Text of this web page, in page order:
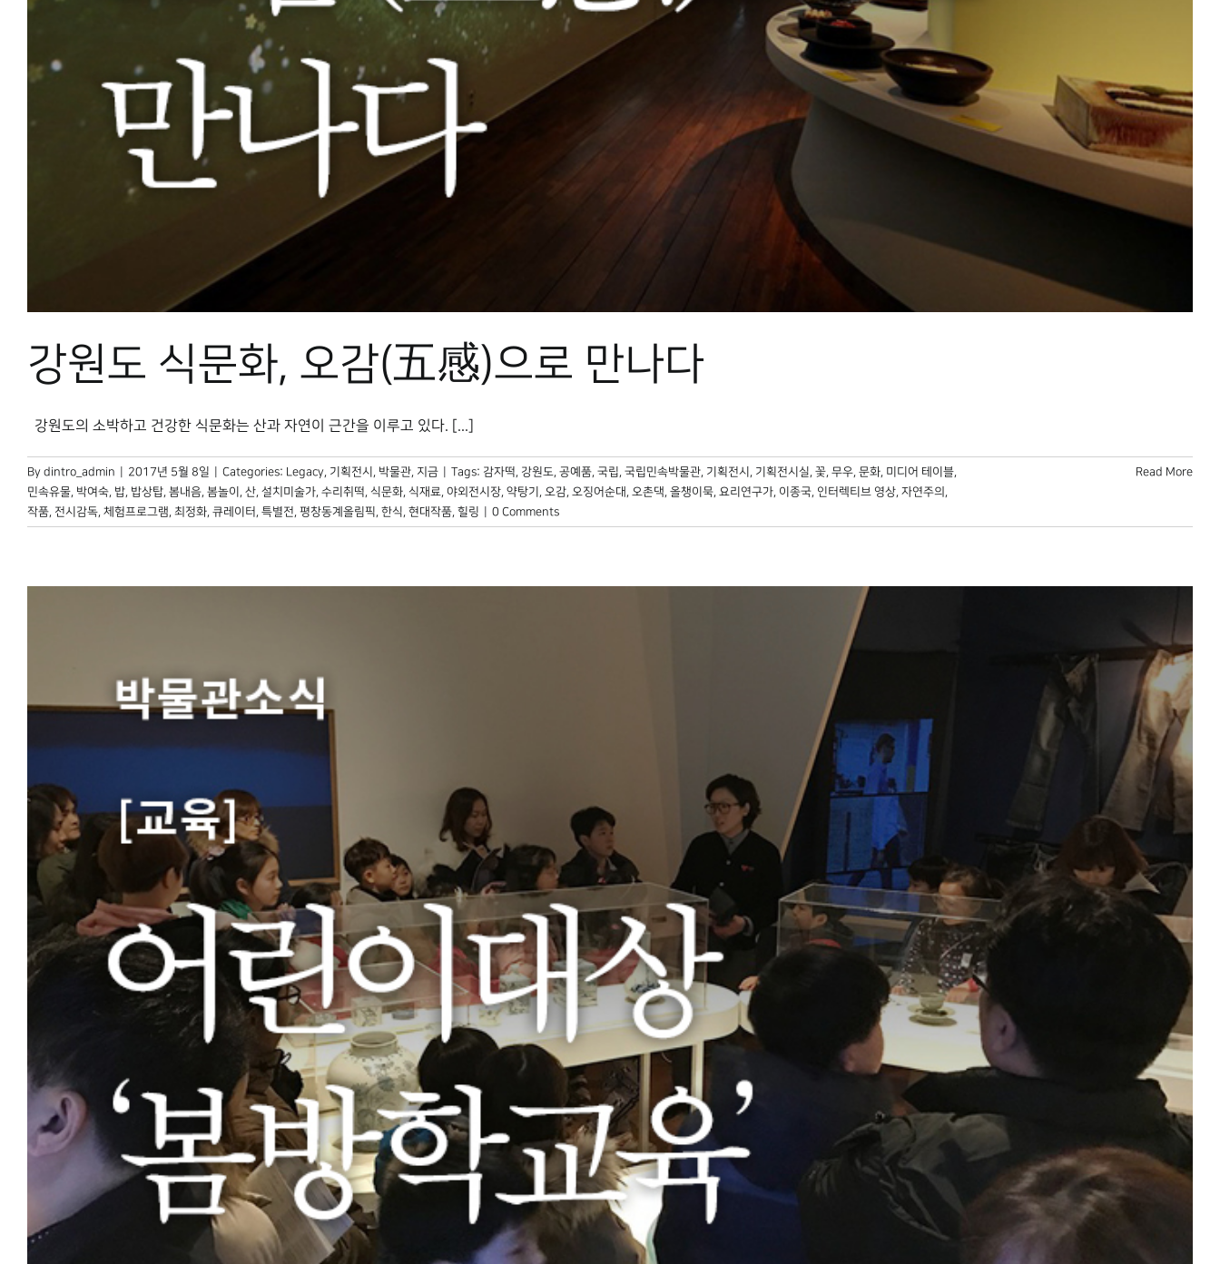
강원도 식문화, 오감(五感)으로 만나다
강원도의 소박하고 건강한 식문화는 산과 자연이 근간을 이루고 있다. [...]
By dintro_admin 2017년 5월 8일 Categories: Legacy, 기획전시 , 박물관, 지금 Tags: 감자떡, 강원도, 공예품, 국립, 국립민속박물관, 기획전시 , 기획전시실, 꽃, 무우, 문화, 미디어 테이블,
민속유물, 박여숙, 밥, 밥상탑, 봄내음, 봄놀이 , 산, 설치미술가, 수리취떡, 식문화, 식재료, 야외전시장, 약탕기 , 오감, 오징어순대 , 오촌댁, 올챙이묵, 요리연구가, 이종국, 인터렉티브 영상, 자연주의 ,
작품, 전시감독, 체험프로그램, 최정화, 큐레이터 , 특별전, 평창동계올림픽, 한식, 현대작품, 힐링 0 Comments
Read More